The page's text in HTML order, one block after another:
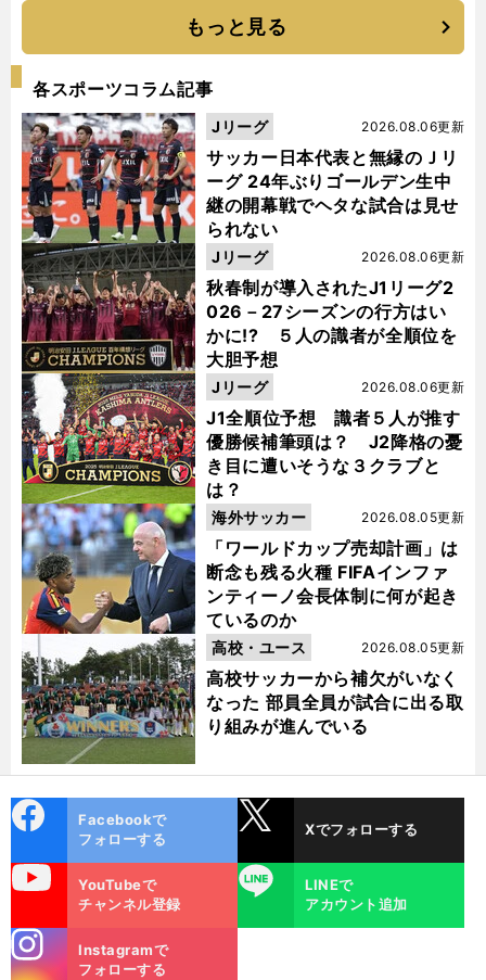
もっと見る
各スポーツコラム記事
サッカー日本代表と無縁のＪリ
ーグ 24年ぶりゴールデン生中
継の開幕戦でヘタな試合は見せ
られない
2026.08.06更新
Jリーグ
秋春制が導入されたJ1リーグ2
026－27シーズンの行方はい
かに!? ５人の識者が全順位を
大胆予想
2026.08.06更新
Jリーグ
J1全順位予想 識者５人が推す
優勝候補筆頭は？ J2降格の憂
き目に遭いそうな３クラブと
は？
2026.08.06更新
Jリーグ
「ワールドカップ売却計画」は
断念も残る火種 FIFAインファ
ンティーノ会長体制に何が起き
ているのか
2026.08.05更新
海外サッカー
高校サッカーから補欠がいなく
なった 部員全員が試合に出る取
り組みが進んでいる
2026.08.05更新
高校・ユース
ok
Facebookで
フォローする
Xでフォローする
YouTubeで
チャンネル登録
LINE
LINEで
アカウント追加
m
Instagramで
フォローする